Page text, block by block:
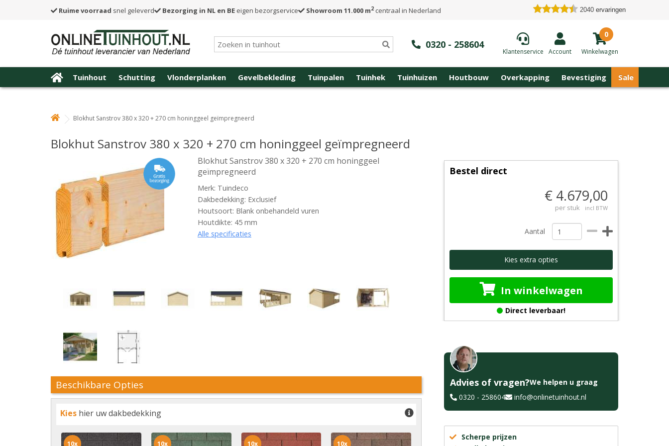
Ruime voorraad snel geleverd Bezorging in NL en BE eigen bezorgservice Showroom 11.000 m2centraal in Nederland 2040 ervaringen
0320 - 258604
Klantenservice Account
0
Winkelwagen
Tuinhout Schutting Vlonderplanken Gevelbekleding Tuinpalen Tuinhek Tuinhuizen Houtbouw Overkapping Bevestiging Sale
Blokhut Sanstrov 380 x 320 + 270 cm honinggeel geïmpregneerd
Blokhut Sanstrov 380 x 320 + 270 cm honinggeel geïmpregneerd
Blokhut Sanstrov 380 x 320 + 270 cm honinggeel
geïmpregneerd
Merk: Tuindeco
Dakbedekking: Exclusief
Houtsoort: Blank onbehandeld vuren
Houtdikte: 45 mm
Alle specificaties
Beschikbare Opties
Kies hier uw dakbedekking
10x 10x 10x 10x
Bestel direct
€ 4.679,00
per stuk incl BTW
Aantal
Kies extra opties
In winkelwagen
Direct leverbaar!
Advies of vragen?We helpen u graag
0320 - 258604
info@onlinetuinhout.nl
Scherpe prijzen